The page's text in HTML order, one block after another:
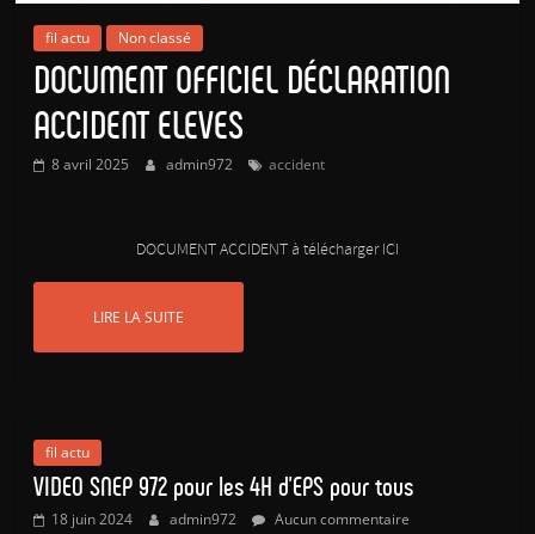
fil actu Non classé
DOCUMENT OFFICIEL DÉCLARATION
ACCIDENT ELEVES
8 avril 2025 admin972 accident
DOCUMENT ACCIDENT à télécharger ICI
LIRE LA SUITE
fil actu
VIDEO SNEP 972 pour les 4H d’EPS pour tous
18 juin 2024 admin972 Aucun commentaire